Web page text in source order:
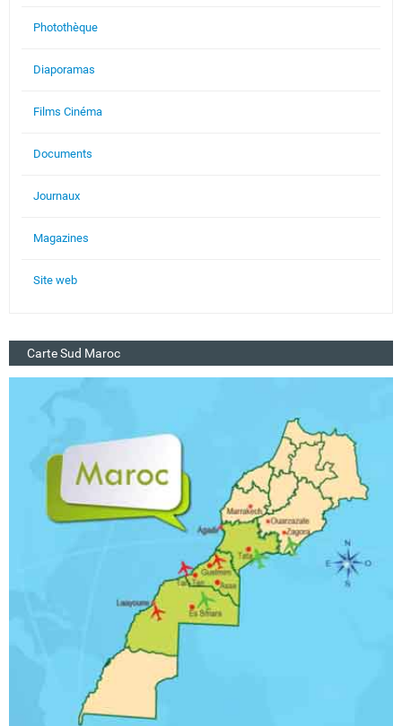
Photothèque
Diaporamas
Films Cinéma
Documents
Journaux
Magazines
Site web
Carte Sud Maroc